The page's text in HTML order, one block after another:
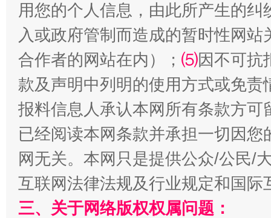
受贿1.44亿！段成刚被判无期 从幼
用您的个人信息，由此所产生的纠
入或政府管制而造成的暂时性网
合作者的网站在内）； ⑸因不可抗
款及声明中列明的使用方式或免责
报料信息人承认本网所有条款方
已经阅读本网条款并承担一切因
网无关。本网只是提供公众/公民/
互联网法律法规及行业规定和国
三、关于网络版权权属问题：